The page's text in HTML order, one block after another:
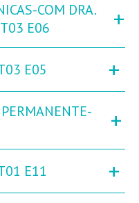
COM DRA.
T03 E06
+
E05 +
+
E11 +